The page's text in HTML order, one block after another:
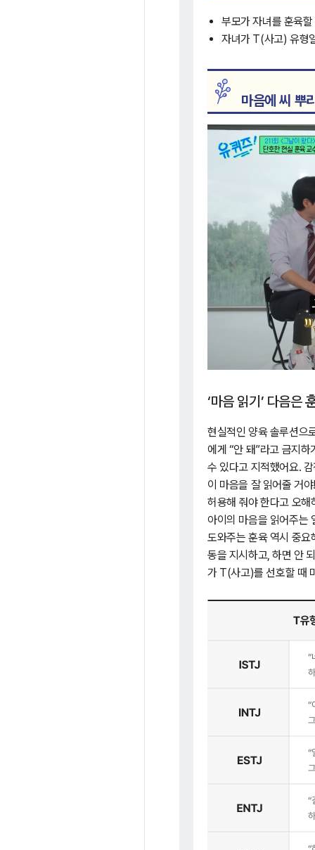
부모가 자녀를 훈육
자녀가 T(사고) 유형
마음에 씨 뿌
‘마음 읽기’ 다음은
현실적인 양육 솔루션으
에게 “안 돼”라고 금지
수 있다고 지적했어요.
이 마음을 잘 읽어줄 거
허용해 줘야 한다고 오
아이의 마음을 읽어주는
도와주는 훈육 역시 중
동을 지시하고, 하면 안
가 T(사고)를 선호할 때